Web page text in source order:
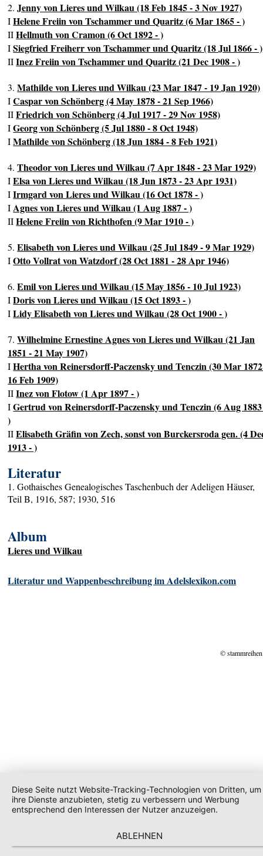
2.Jenny von Lieres und Wilkau (18 Feb 1845 - 3 Nov 1927)
IHelene Freiin von Tschammer und Quaritz (6 Mar 1865 - )
IIHellmuth von Cramon (6 Oct 1892 - )
ISiegfried Freiherr von Tschammer und Quaritz (18 Jul 1866 - )
IIInez Freiin von Tschammer und Quaritz (21 Dec 1908 - )
3.Mathilde von Lieres und Wilkau (23 Mar 1847 - 19 Jan 1920)
ICaspar von Schönberg (4 May 1878 - 21 Sep 1966)
IIFriedrich von Schönberg (4 Jul 1917 - 29 Nov 1958)
IGeorg von Schönberg (5 Jul 1880 - 8 Oct 1948)
IMathilde von Schönberg (18 Jun 1884 - 8 Feb 1921)
4.Theodor von Lieres und Wilkau (7 Apr 1848 - 23 Mar 1929)
IElsa von Lieres und Wilkau (18 Jun 1873 - 23 Apr 1931)
IIrmgard von Lieres und Wilkau (16 Oct 1878 - )
IAgnes von Lieres und Wilkau (1 Aug 1887 - )
IIHelene Freiin von Richthofen (9 Mar 1910 - )
5.Elisabeth von Lieres und Wilkau (25 Jul 1849 - 9 Mar 1929)
IOtto Vollrat von Watzdorf (28 Oct 1881 - 28 Apr 1946)
6.Emil von Lieres und Wilkau (15 May 1856 - 10 Jul 1923)
IDoris von Lieres und Wilkau (15 Oct 1893 - )
ILidy Elisabeth von Lieres und Wilkau (28 Oct 1900 - )
7.Wilhelmine Ernestine Agnes von Lieres und Wilkau (21 Jan
1851 - 21 May 1907)
IHertha von Reinersdorff-Paczensky und Tenczin (30 Mar
16 Feb 1909)
IIInez von Flotow (1 Apr 1897 - )
IGertrud von Reinersdorff-Paczensky und Tenczin (6 Aug
)
IIElisabeth Gräfin von Zech, sonst von Burckersroda gen. (4
1913 - )
Literatur
1. Gothaisches Genealogisches Taschenbuch der Adeligen Häuser,
Teil B, 1916, 587; 1930, 516
Album
Lieres und Wilkau
Literatur und Wappenbeschreibung im Adelslexikon.com
©
Diese Seite nutzt Website-Tracking-Technologien von Dritten, um
ihre Dienste anzubieten, stetig zu verbessern und Werbung
entsprechend den Interessen der Nutzer anzuzeigen.
ABLEHNEN